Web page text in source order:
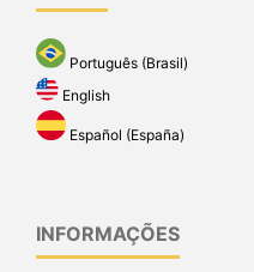
Português (Brasil)
English
Español (España)
INFORMAÇÕES